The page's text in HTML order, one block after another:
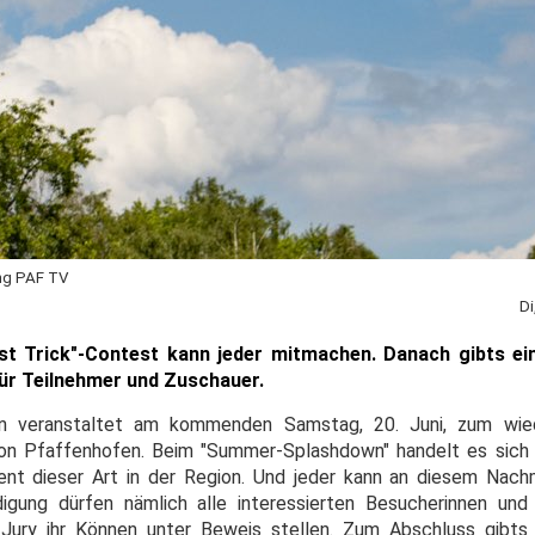
PAF TV
Trick"-Contest kann jeder mitmachen. Danach gibts
Teilnehmer und Zuschauer.
veranstaltet am kommenden Samstag, 20. Juni, zum
Pfaffenhofen. Beim "Summer-Splashdown" handelt es sich
dieser Art in der Region. Und jeder kann an diesem
dürfen nämlich alle interessierten Besucherinnen
ihr Können unter Beweis stellen. Zum Abschluss